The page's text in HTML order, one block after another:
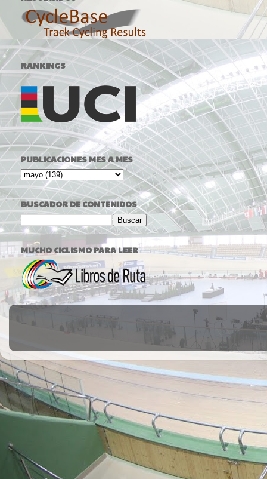
RANKINGS
PUBLICACIONES MES A MES
BUSCADOR DE CONTENIDOS
MUCHO CICLISMO PARA LEER